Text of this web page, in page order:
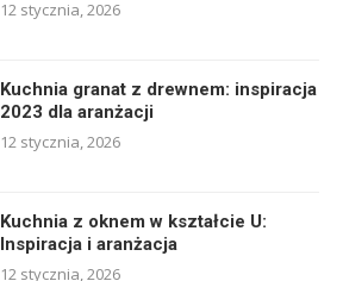
12 stycznia, 2026
Kuchnia granat z drewnem: inspiracja
2023 dla aranżacji
12 stycznia, 2026
Kuchnia z oknem w kształcie U:
Inspiracja i aranżacja
12 stycznia, 2026